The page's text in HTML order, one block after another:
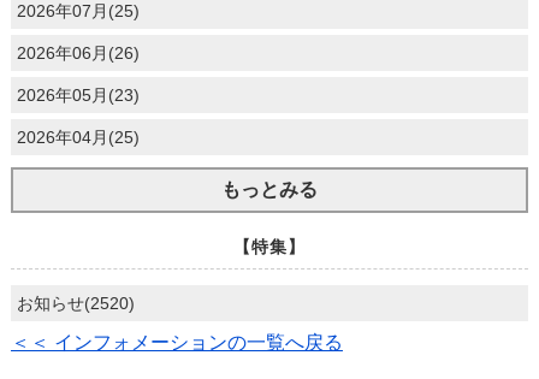
2026年07月(25)
2026年06月(26)
2026年05月(23)
2026年04月(25)
もっとみる
【特集】
お知らせ(2520)
＜＜ インフォメーションの一覧へ戻る